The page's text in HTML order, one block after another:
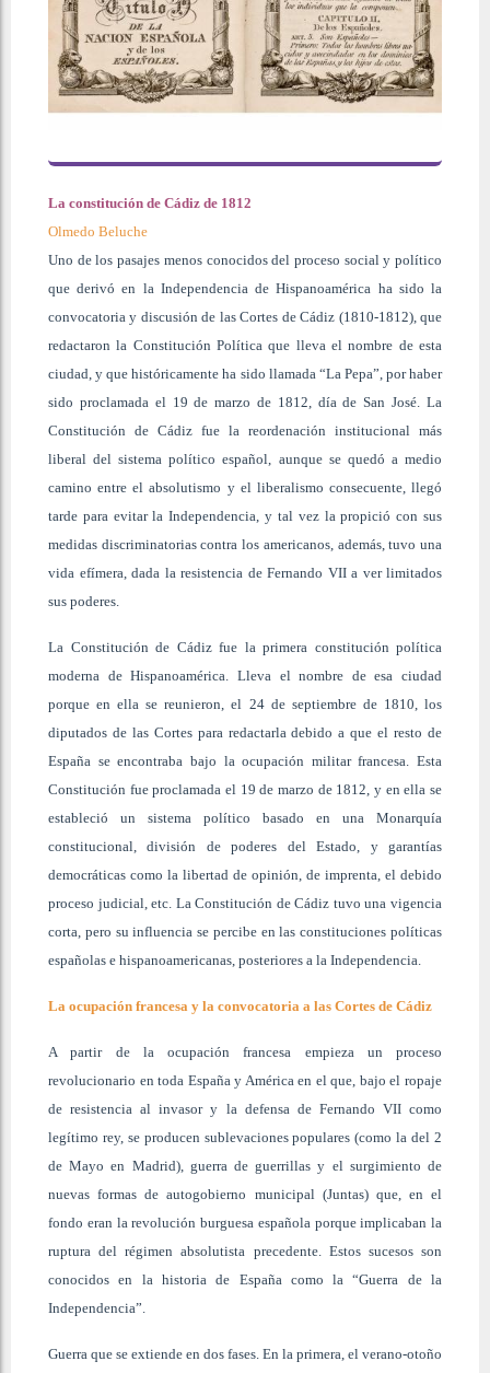
La constitución de Cádiz de 1812
Olmedo Beluche
Uno de los pasajes menos conocidos del proceso social y político
que derivó en la Independencia de Hispanoamérica ha sido la
convocatoria y discusión de las Cortes de Cádiz (1810-1812), que
redactaron la Constitución Política que lleva el nombre de esta
ciudad, y que históricamente ha sido llamada “La Pepa”, por haber
sido proclamada el 19 de marzo de 1812, día de San José. La
Constitución de Cádiz fue la reordenación institucional más
liberal del sistema político español, aunque se quedó a medio
camino entre el absolutismo y el liberalismo consecuente, llegó
tarde para evitar la Independencia, y tal vez la propició con sus
medidas discriminatorias contra los americanos, además, tuvo una
vida efímera, dada la resistencia de Fernando VII a ver limitados
sus poderes.
La Constitución de Cádiz fue la primera constitución política
moderna de Hispanoamérica. Lleva el nombre de esa ciudad
porque en ella se reunieron, el 24 de septiembre de 1810, los
diputados de las Cortes para redactarla debido a que el resto de
España se encontraba bajo la ocupación militar francesa. Esta
Constitución fue proclamada el 19 de marzo de 1812, y en ella se
estableció un sistema político basado en una Monarquía
constitucional, división de poderes del Estado, y garantías
democráticas como la libertad de opinión, de imprenta, el debido
proceso judicial, etc. La Constitución de Cádiz tuvo una vigencia
corta, pero su influencia se percibe en las constituciones políticas
españolas e hispanoamericanas, posteriores a la Independencia.
La ocupación francesa y la convocatoria a las Cortes de Cádiz
A partir de la ocupación francesa empieza un proceso
revolucionario en toda España y América en el que, bajo el ropaje
de resistencia al invasor y la defensa de Fernando VII como
legítimo rey, se producen sublevaciones populares (como la del 2
de Mayo en Madrid), guerra de guerrillas y el surgimiento de
nuevas formas de autogobierno municipal (Juntas) que, en el
fondo eran la revolución burguesa española porque implicaban la
ruptura del régimen absolutista precedente. Estos sucesos son
conocidos en la historia de España como la “Guerra de la
Independencia”.
Guerra que se extiende en dos fases. En la primera, el verano-otoño